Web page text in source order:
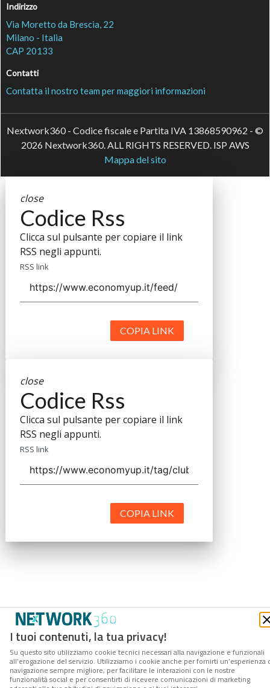
I tuoi contenuti, la tua privacy!
Su questo sito utilizziamo cookie tecnici necessari alla navigazione e funzionali
all’erogazione del servizio. Utilizziamo i cookie anche per fornirti un’esperienza
navigazione sempre migliore, per facilitare le interazioni con le nostre
funzionalità social e per consentirti di ricevere comunicazioni di marketing
Indirizzo
Via Moretto da Brescia, 22
Milano - Italia
CAP 20133
Contatti
Contatta il nostro team per maggiori informazioni
Nextwork360 - Codice fiscale e Partita IVA 13868590962 - ©
2026 Nextwork360. ALL RIGHTS RESERVED. ISP AWS
Mappa del sito
close
Codice Rss
Clicca sul pulsante per copiare il link
RSS negli appunti.
RSS link
COPIA LINK
close
Codice Rss
Clicca sul pulsante per copiare il link
RSS negli appunti.
RSS link
COPIA LINK